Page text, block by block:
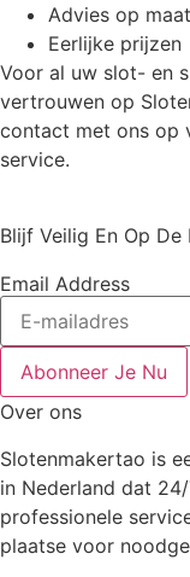
Advies op
Eerlijke prijzen
Voor al uw slot- en
vertrouwen op
contact met ons op
service.
Blijf Veilig En Op
Email Address
Abonneer Je Nu
Over ons
Slotenmakertao is
in Nederland dat
professionele
plaatse voor